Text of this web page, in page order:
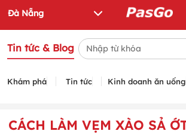
Tin tức & Blog
Khám phá Tin tức Kinh doanh ăn uống
CÁCH LÀM VẸM XÀO SẢ